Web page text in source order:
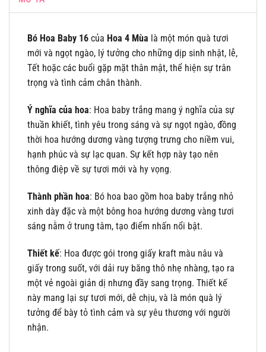
Bó Hoa Baby 16 của Hoa 4 Mùa là một món quà tươi
mới và ngọt ngào, lý tưởng cho những dịp sinh nhật, lễ,
Tết hoặc các buổi gặp mặt thân mật, thể hiện sự trân
trọng và tình cảm chân thành.
Ý nghĩa của hoa: Hoa baby trắng mang ý nghĩa của sự
thuần khiết, tình yêu trong sáng và sự ngọt ngào, đồng
thời hoa hướng dương vàng tượng trưng cho niềm vui,
hạnh phúc và sự lạc quan. Sự kết hợp này tạo nên
thông điệp về sự tươi mới và hy vọng.
Thành phần hoa: Bó hoa bao gồm hoa baby trắng nhỏ
xinh dày đặc và một bông hoa hướng dương vàng tươi
sáng nằm ở trung tâm, tạo điểm nhấn nổi bật.
Thiết kế: Hoa được gói trong giấy kraft màu nâu và
giấy trong suốt, với dải ruy băng thô nhẹ nhàng, tạo ra
một vẻ ngoài giản dị nhưng đầy sang trọng. Thiết kế
này mang lại sự tươi mới, dễ chịu, và là món quà lý
tưởng để bày tỏ tình cảm và sự yêu thương với người
nhận.